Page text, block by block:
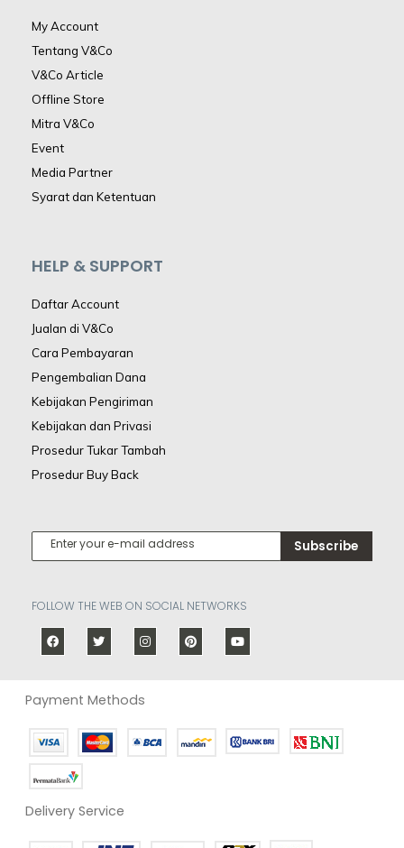
My Account
Tentang V&Co
V&Co Article
Offline Store
Mitra V&Co
Event
Media Partner
Syarat dan Ketentuan
HELP & SUPPORT
Daftar Account
Jualan di V&Co
Cara Pembayaran
Pengembalian Dana
Kebijakan Pengiriman
Kebijakan dan Privasi
Prosedur Tukar Tambah
Prosedur Buy Back
Subscribe
FOLLOW THE WEB ON SOCIAL NETWORKS
Payment Methods
Delivery Service